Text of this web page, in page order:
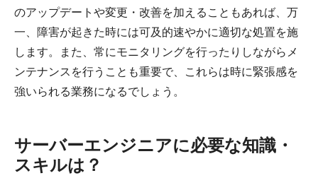
のアップデートや変更・改善を加えることもあれば、万
一、障害が起きた時には可及的速やかに適切な処置を施
します。また、常にモニタリングを行ったりしながらメ
ンテナンスを行うことも重要で、これらは時に緊張感を
強いられる業務になるでしょう。
サーバーエンジニアに必要な知識・
スキルは？